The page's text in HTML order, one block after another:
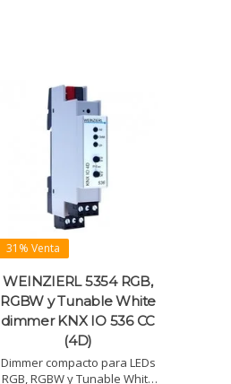
31% Venta
WEINZIERL 5354 RGB,
RGBW y Tunable White
dimmer KNX IO 536 CC
(4D)
Dimmer compacto para LEDs
RGB, RGBW y Tunable White